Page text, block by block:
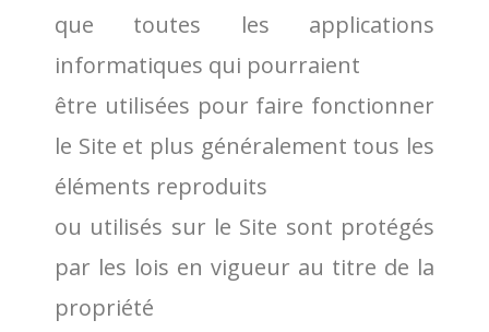
que toutes les applications
informatiques qui pourraient
être utilisées pour faire fonctionner
le Site et plus généralement tous les
éléments reproduits
ou utilisés sur le Site sont protégés
par les lois en vigueur au titre de la
propriété